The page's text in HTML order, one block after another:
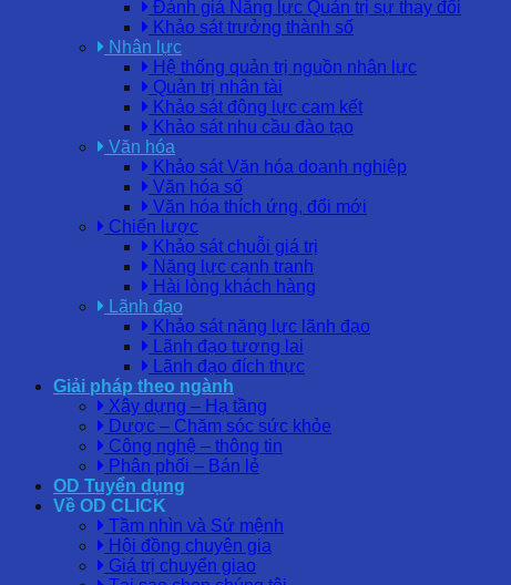
Đánh giá Năng lực Quản trị sự thay đổi
Khảo sát trưởng thành số
Nhân lực
Hệ thống quản trị nguồn nhân lực
Quản trị nhân tài
Khảo sát động lực cam kết
Khảo sát nhu cầu đào tạo
Văn hóa
Khảo sát Văn hóa doanh nghiệp
Văn hóa số
Văn hóa thích ứng, đổi mới
Chiến lược
Khảo sát chuỗi giá trị
Năng lực cạnh tranh
Hài lòng khách hàng
Lãnh đạo
Khảo sát năng lực lãnh đạo
Lãnh đạo tương lai
Lãnh đạo đích thực
Giải pháp theo ngành
Xây dựng – Hạ tầng
Dược – Chăm sóc sức khỏe
Công nghệ – thông tin
Phân phối – Bán lẻ
OD Tuyển dụng
Về OD CLICK
Tầm nhìn và Sứ mệnh
Hội đồng chuyên gia
Giá trị chuyển giao